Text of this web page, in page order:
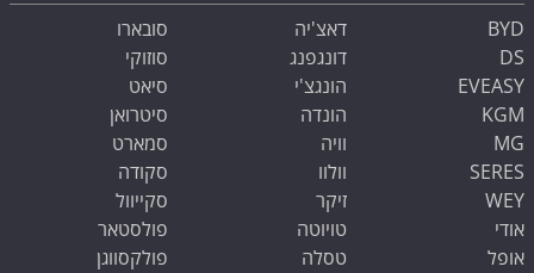
BYD
DS
EVEASY
KGM
MG
SERES
WEY
אודי
אופל
דאצ'יה
דונגפנג
הונגצ'י
הונדה
וויה
וולוו
זיקר
טויוטה
טסלה
סובארו
סוזוקי
סיאט
סיטרואן
סמארט
סקודה
סקייוול
פולסטאר
פולקסווגן